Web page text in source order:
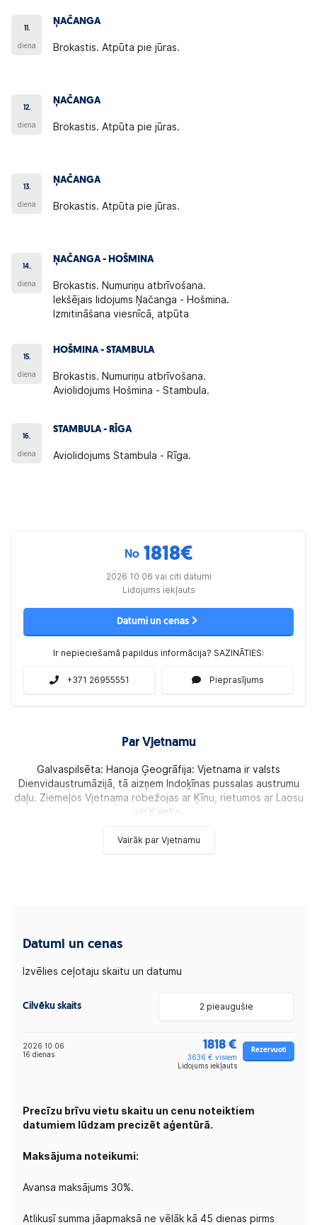
11.
diena
ŅAČANGA
Brokastis. Atpūta pie jūras.
12.
diena
ŅAČANGA
Brokastis. Atpūta pie jūras.
13.
diena
ŅAČANGA
Brokastis. Atpūta pie jūras.
14.
diena
ŅAČANGA - HOŠMINA
Brokastis. Numuriņu atbrīvošana.
Iekšējais lidojums Ņačanga - Hošmina.
Izmitināšana viesnīcā, atpūta
15.
diena
HOŠMINA - STAMBULA
Brokastis. Numuriņu atbrīvošana.
Aviolidojums Hošmina - Stambula.
16.
diena
STAMBULA - RĪGA
Aviolidojums Stambula - Rīga.
No 1818€
2026 10 06 vai citi datumi
Lidojums iekļauts
Datumi un cenas
Ir nepieciešamā papildus informācija? SAZINĀTIES:
+371 26955551 Pieprasījums
Par Vjetnamu
Galvaspilsēta: Hanoja Ģeogrāfija: Vjetnama ir valsts
Dienvidaustrumāzijā, tā aizņem Indoķīnas pussalas austrumu
daļu. Ziemeļos Vjetnama robežojas ar Ķīnu, rietumos ar Laosu
un Kambo
Vairāk par Vjetnamu
Datumi un cenas
Izvēlies ceļotaju skaitu un datumu
Cilvēku skaits 2 pieaugušie
2026 10 06
16 dienas
1818 €
3636 € visiem
Lidojums iekļauts
Rezervuoti
Precīzu brīvu vietu skaitu un cenu noteiktiem
datumiem lūdzam precizēt aģentūrā.
Maksājuma noteikumi:
Avansa maksājums 30%.
Atlikusī summa jāapmaksā ne vēlāk kā 45 dienas pirms